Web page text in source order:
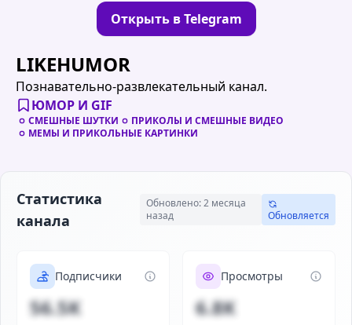
Открыть в Telegram
LIKEHUMOR
Познавательно-развлекательный канал.
ЮМОР И GIF
СМЕШНЫЕ ШУТКИ
ПРИКОЛЫ И СМЕШНЫЕ ВИДЕО
МЕМЫ И ПРИКОЛЬНЫЕ КАРТИНКИ
Статистика
канала
Обновлено: 2 месяца
назад
Обновляется
Подписчики
56.5K
Просмотры
6.8K